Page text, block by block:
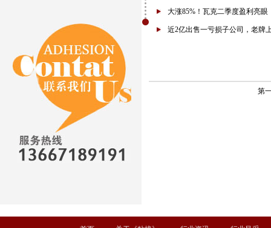
大涨85%！瓦克二季度盈利亮眼
近2亿出售一亏损子公司，老牌
第